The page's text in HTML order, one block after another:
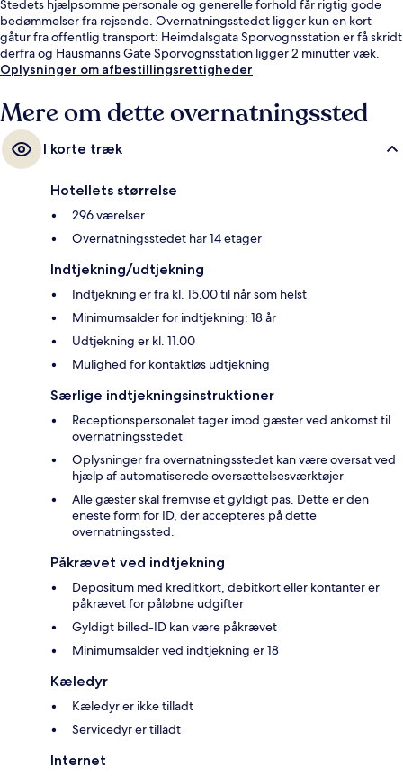
Stedets hjælpsomme personale og generelle forhold får rigtig gode
bedømmelser fra rejsende. Overnatningsstedet ligger kun en kort
gåtur fra offentlig transport: Heimdalsgata Sporvognsstation er få skridt
derfra og Hausmanns Gate Sporvognsstation ligger 2 minutter væk.
Oplysninger om afbestillingsrettigheder
Mere om dette overnatningssted
I korte træk
Hotellets størrelse
296 værelser
Overnatningsstedet har 14 etager
Indtjekning/udtjekning
Indtjekning er fra kl. 15.00 til når som helst
Minimumsalder for indtjekning: 18 år
Udtjekning er kl. 11.00
Mulighed for kontaktløs udtjekning
Særlige indtjekningsinstruktioner
Receptionspersonalet tager imod gæster ved ankomst til
overnatningsstedet
Oplysninger fra overnatningsstedet kan være oversat ved
hjælp af automatiserede oversættelsesværktøjer
Alle gæster skal fremvise et gyldigt pas. Dette er den
eneste form for ID, der accepteres på dette
overnatningssted.
Påkrævet ved indtjekning
Depositum med kreditkort, debitkort eller kontanter er
påkrævet for påløbne udgifter
Gyldigt billed-ID kan være påkrævet
Minimumsalder ved indtjekning er 18
Kæledyr
Kæledyr er ikke tilladt
Servicedyr er tilladt
Internet